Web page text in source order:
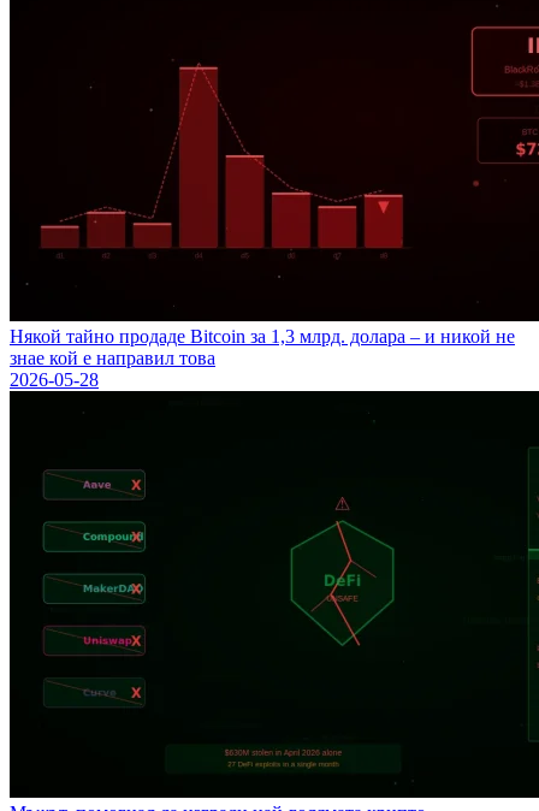
Някой тайно продаде Bitcoin за 1,3 млрд. долара – и никой не
знае кой е направил това
2026-05-28